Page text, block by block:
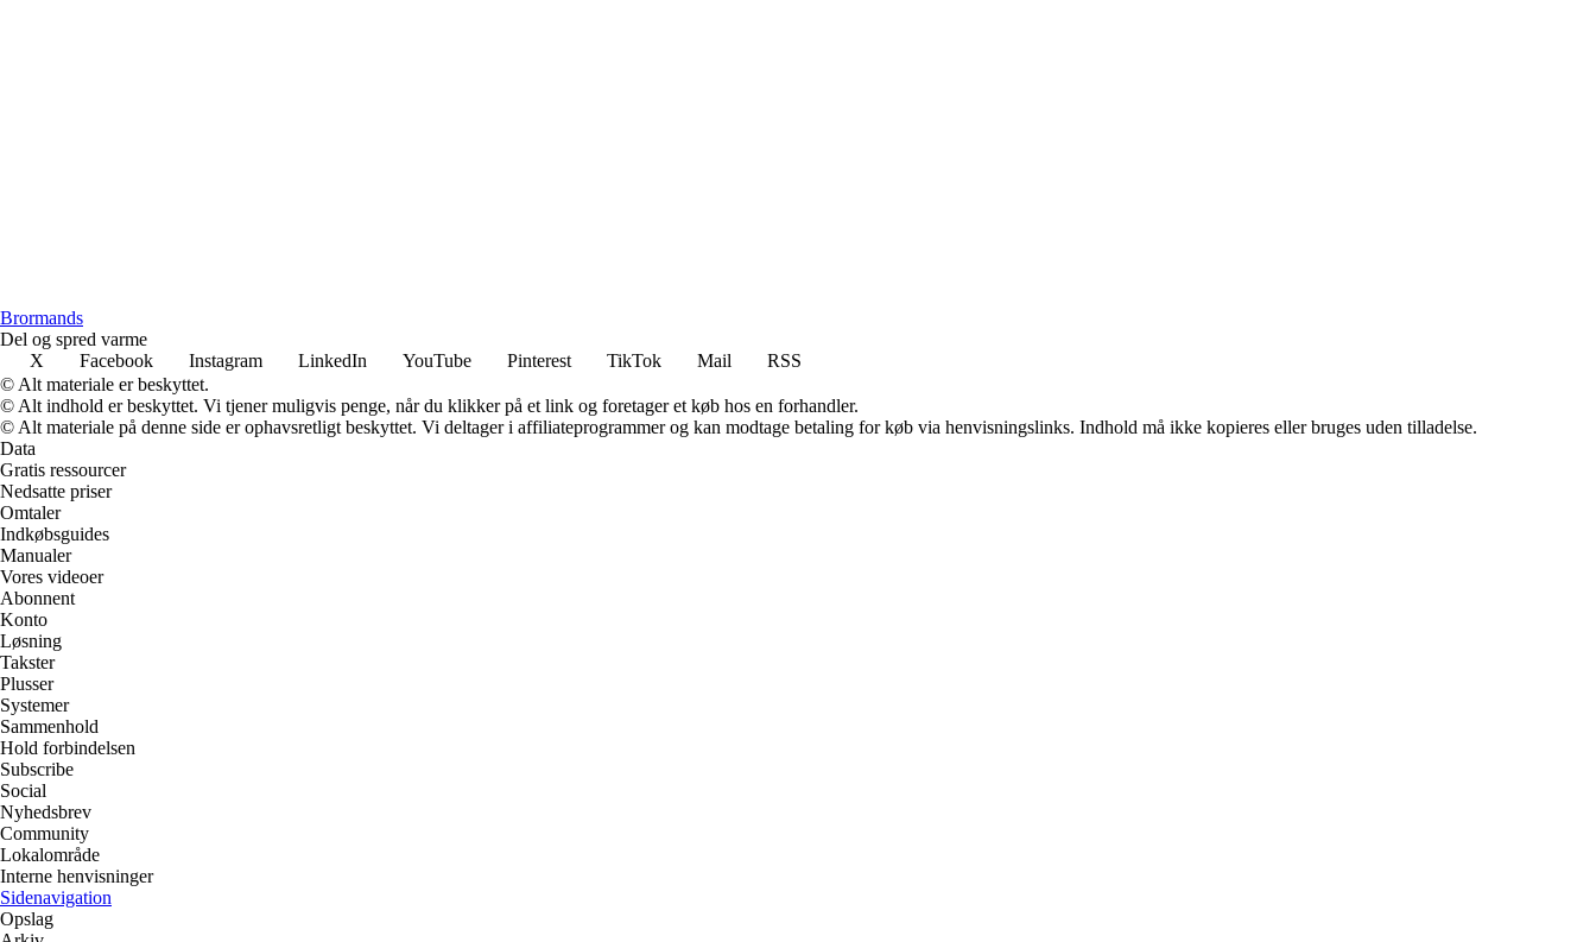
Brormands
Del og spred varme
X
Facebook Instagram LinkedIn YouTube Pinterest TikTok Mail
RSS
© Alt materiale er beskyttet.
© Alt indhold er beskyttet. Vi tjener muligvis penge, når du klikker på et link og foretager et køb hos en forhandler.
© Alt materiale på denne side er ophavsretligt beskyttet. Vi deltager i affiliateprogrammer og kan modtage betaling for køb via henvisningslinks. Indhold må ikke kopieres eller bruges uden tilladelse.
Data
Gratis ressourcer
Nedsatte priser
Omtaler
Indkøbsguides
Manualer
Vores videoer
Abonnent
Konto
Løsning
Takster
Plusser
Systemer
Sammenhold
Hold forbindelsen
Subscribe
Social
Nyhedsbrev
Community
Lokalområde
Interne henvisninger
Sidenavigation
Opslag